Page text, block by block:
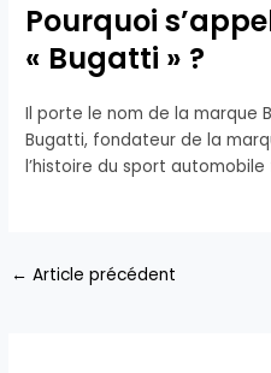
Pourquoi
« Bugatti » ?
Il porte le nom de la marque
Bugatti, fondateur de la
l’histoire du sport automobile
← Article précédent